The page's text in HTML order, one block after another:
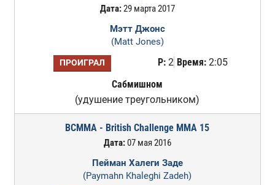
Дата:29 марта 2017
Мэтт Джонс
(Matt Jones)
ПРОИГРАЛ Р:2 Время:2:05
Сабмишном
(удушение треугольником)
BCMMA - British Challenge MMA 15
Дата:07 мая 2016
Пейман Халеги Заде
(Paymahn Khaleghi Zadeh)